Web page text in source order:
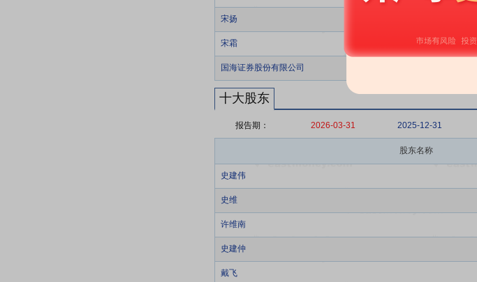
宋扬
宋霜
国海证券股份有限公司
十大股东
报告期： 2026-03-31 2025-12-31
股东名称
史建伟
史维
许维南
史建仲
戴飞